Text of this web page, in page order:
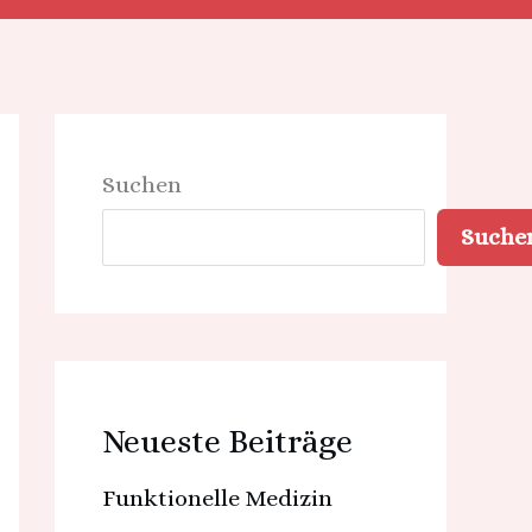
Suchen
Neueste Beiträge
Funktionelle Medizin